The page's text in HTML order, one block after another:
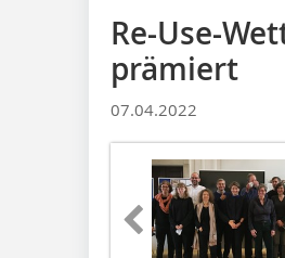
Re-Use-
prämiert
07.04.2022